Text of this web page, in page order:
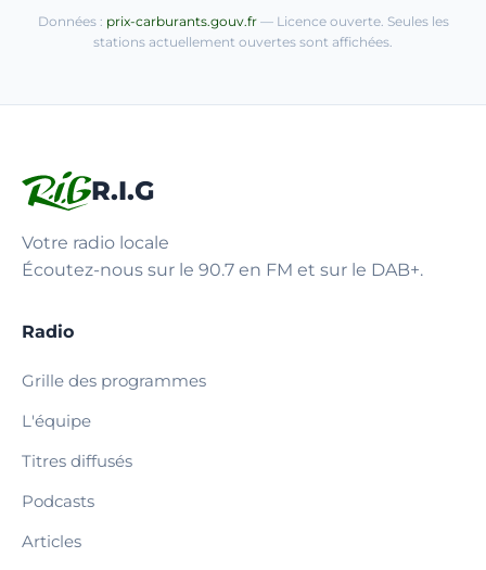
Données : prix-carburants.gouv.fr— Licence ouverte. Seules les
stations actuellement ouvertes sont affichées.
R.I.G
Votre radio locale
Écoutez-nous sur le 90.7 en FM et sur le DAB+.
Radio
Grille des programmes
L'équipe
Titres diffusés
Podcasts
Articles